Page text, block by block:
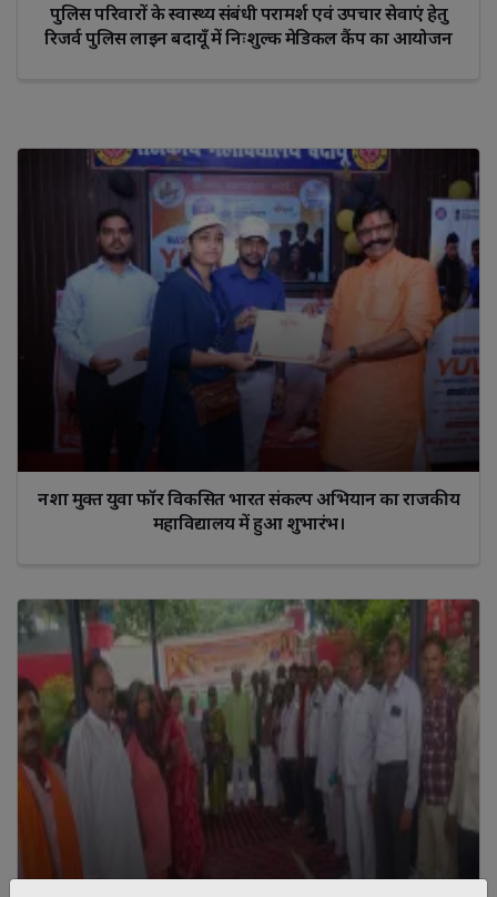
पुलिस परिवारों के स्वास्थ्य संबंधी परामर्श एवं उपचार सेवाएं हेतु
रिजर्व पुलिस लाइन बदायूँ में निःशुल्क मेडिकल कैंप का आयोजन
नशा मुक्त युवा फॉर विकसित भारत संकल्प अभियान का राजकीय
महाविद्यालय में हुआ शुभारंभ।